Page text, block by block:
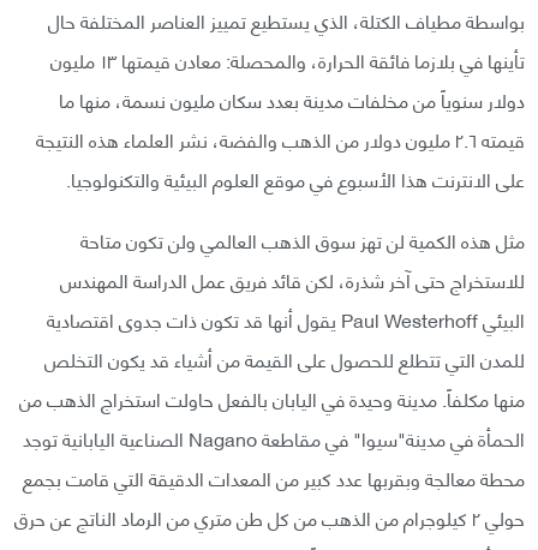
بواسطة مطياف الكتلة، الذي يستطيع تمييز العناصر المختلفة حال
تأينها في بلازما فائقة الحرارة، والمحصلة: معادن قيمتها ١٣ مليون
دولار سنوياً من مخلفات مدينة بعدد سكان مليون نسمة، منها ما
قيمته ٢.٦ مليون دولار من الذهب والفضة، نشر العلماء هذه النتيجة
على الانترنت هذا الأسبوع في موقع العلوم البيئية والتكنولوجيا.
مثل هذه الكمية لن تهز سوق الذهب العالمي ولن تكون متاحة
للاستخراج حتى آخر شذرة، لكن قائد فريق عمل الدراسة المهندس
البيئي Paul Westerhoff يقول أنها قد تكون ذات جدوى اقتصادية
للمدن التي تتطلع للحصول على القيمة من أشياء قد يكون التخلص
منها مكلفاً. مدينة وحيدة في اليابان بالفعل حاولت استخراج الذهب من
الحمأة في مدينة"سيوا" في مقاطعة Nagano الصناعية اليابانية توجد
محطة معالجة وبقربها عدد كبير من المعدات الدقيقة التي قامت بجمع
حولي ٢ كيلوجرام من الذهب من كل طن متري من الرماد الناتج عن حرق